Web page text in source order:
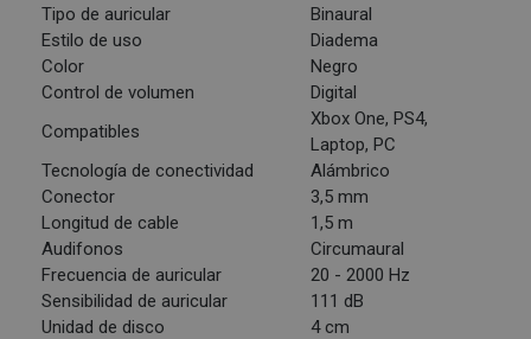
Tipo de auricular
Binaural
Estilo de uso
Diadema
Color
Negro
Control de volumen
Digital
Compatibles
Xbox One, PS4,
Laptop, PC
Tecnología de conectividad
Alámbrico
Conector
3,5 mm
Longitud de cable
1,5 m
Audifonos
Circumaural
Frecuencia de auricular
20 - 2000 Hz
Sensibilidad de auricular
111 dB
Unidad de disco
4 cm